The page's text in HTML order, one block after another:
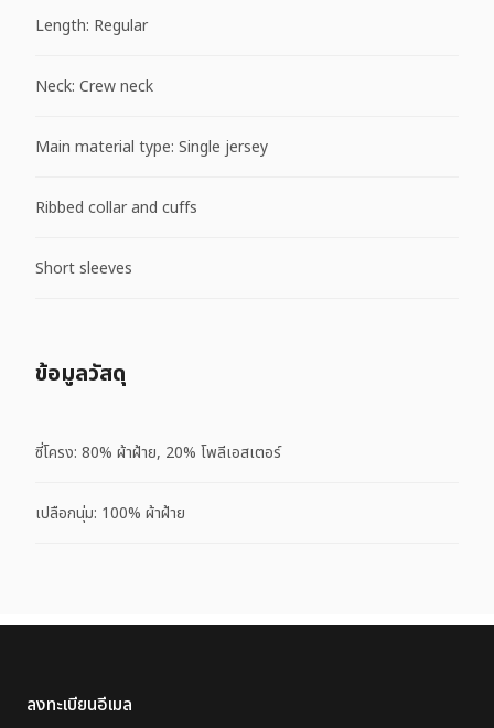
Length: Regular
Neck: Crew neck
Main material type: Single jersey
Ribbed collar and cuffs
Short sleeves
ข้อมูลวัสดุ
ซี่โครง: 80% ผ้าฝ้าย, 20% โพลีเอสเตอร์
เปลือกนุ่ม: 100% ผ้าฝ้าย
ลงทะเบียนอีเมล